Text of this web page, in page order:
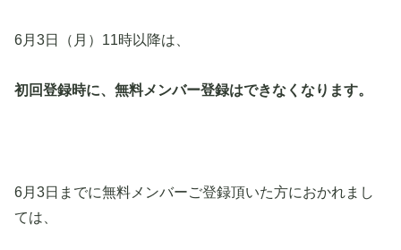
6月3日（月）11時以降は、
初回登録時に、無料メンバー登録はできなくなります。
6月3日までに無料メンバーご登録頂いた方におかれまし
ては、